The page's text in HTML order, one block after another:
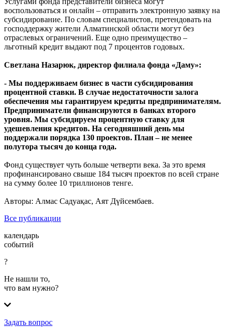
воспользоваться и онлайн – отправить электронную заявку на
субсидирование. По словам специалистов, претендовать на
господдержку жители Алматинской области могут без
отраслевых ограничений. Еще одно преимущество –
льготный кредит выдают под 7 процентов годовых.
Светлана Назарюк, директор филиала фонда «Даму»:
- Мы поддерживаем бизнес в части субсидирования
процентной ставки. В случае недостаточности залога
обеспечения мы гарантируем кредиты предпринимателям.
Предприниматели финансируются в банках второго
уровня. Мы субсидируем процентную ставку для
удешевления кредитов. На сегодняшний день мы
поддержали порядка 130 проектов. План – не менее
полутора тысяч до конца года.
Фонд существует чуть больше четверти века. За это время
профинансировано свыше 184 тысяч проектов по всей стране
на сумму более 10 триллионов тенге.
Авторы: Алмас Садуақас, Аят Дүйсембаев.
Все публикации
календарь
событий
?
Не нашли то,
что вам нужно?
Задать вопрос